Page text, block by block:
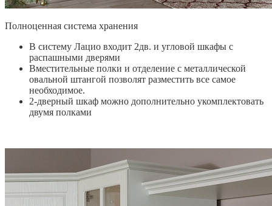
Полноценная система хранения
В систему Лацио входит 2дв. и угловой шкафы с
распашными дверями
Вместительные полки и отделение с металлической
овальной штангой позволят разместить все самое
необходимое.
2-дверный шкаф можно дополнительно укомплектовать
двумя полками